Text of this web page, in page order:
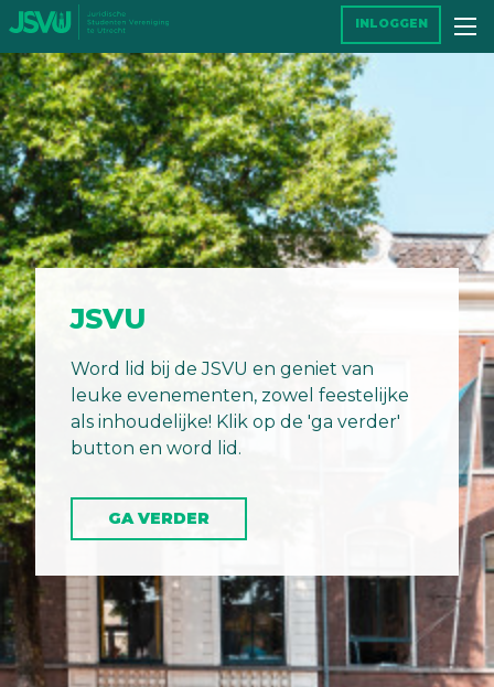
JSVU
Word lid bij de JSVU en geniet van
leuke evenementen, zowel feestelijke
als inhoudelijke! Klik op de 'ga verder'
button en word lid.
GA VERDER
INLOGGEN